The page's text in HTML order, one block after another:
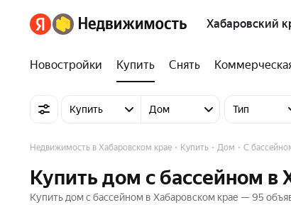
Хабаровский
Новостройки Купить Снять
Купить Дом Тип
Недвижимость в Хабаровском крае Купить Дом С
Купить дом с бассейном в
Купить дом с бассейном в Хабаровском крае — 95